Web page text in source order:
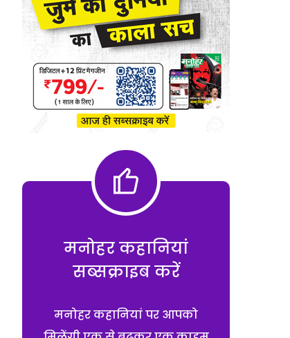
मनोहर कहानियां
सब्सक्राइब करें
मनोहर कहानियां पर आपको